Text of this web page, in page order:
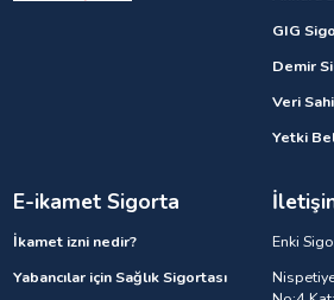
GIG
Demir
Veri
Yetki
E-ikamet Sigorta
İkamet izni nedir?
Yabancılar için Sağlık Sigortası
Enki